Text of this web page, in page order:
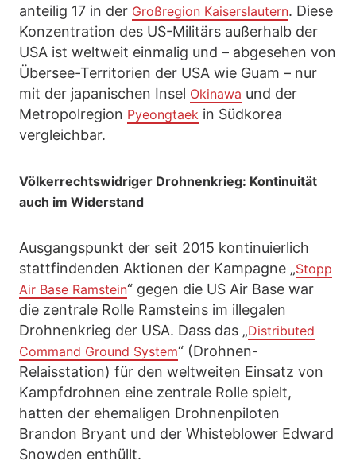
anteilig 17 in der Großregion Kaiserslautern. Diese
Konzentration des US-Militärs außerhalb der
USA ist weltweit einmalig und – abgesehen von
Übersee-Territorien der USA wie Guam – nur
mit der japanischen Insel Okinawa und der
Metropolregion Pyeongtaek in Südkorea
vergleichbar.
Völkerrechtswidriger Drohnenkrieg: Kontinuität
auch im Widerstand
Ausgangspunkt der seit 2015 kontinuierlich
stattfindenden Aktionen der Kampagne „Stopp
Air Base Ramstein“ gegen die US Air Base war
die zentrale Rolle Ramsteins im illegalen
Drohnenkrieg der USA. Dass das „Distributed
Command Ground System“ (Drohnen-
Relaisstation) für den weltweiten Einsatz von
Kampfdrohnen eine zentrale Rolle spielt,
hatten der ehemaligen Drohnenpiloten
Brandon Bryant und der Whisteblower Edward
Snowden enthüllt.